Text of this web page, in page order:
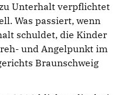
Unterhalt verpflichtet
Was passiert, wenn
schuldet, die Kinder
und Angelpunkt im
Braunschweig